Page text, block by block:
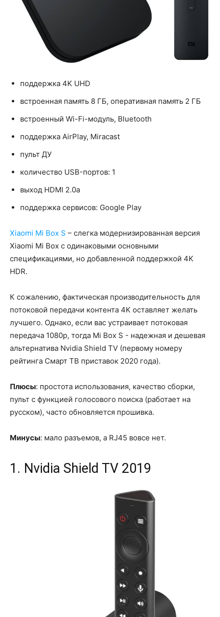
поддержка 4K UHD
встроенная память 8 ГБ, оперативная память 2 ГБ
встроенный Wi-Fi-модуль, Bluetooth
поддержка AirPlay, Miracast
пульт ДУ
количество USB-портов: 1
выход HDMI 2.0a
поддержка сервисов: Google Play
Xiaomi Mi Box S – слегка модернизированная версия
Xiaomi Mi Box с одинаковыми основными
спецификациями, но добавленной поддержкой 4K
HDR.
К сожалению, фактическая производительность для
потоковой передачи контента 4K оставляет желать
лучшего. Однако, если вас устраивает потоковая
передача 1080p, тогда Mi Box S - надежная и дешевая
альтернатива Nvidia Shield TV (первому номеру
рейтинга Смарт ТВ приставок 2020 года).
Плюсы: простота использования, качество сборки,
пульт с функцией голосового поиска (работает на
русском), часто обновляется прошивка.
Минусы: мало разъемов, а RJ45 вовсе нет.
1. Nvidia Shield TV 2019